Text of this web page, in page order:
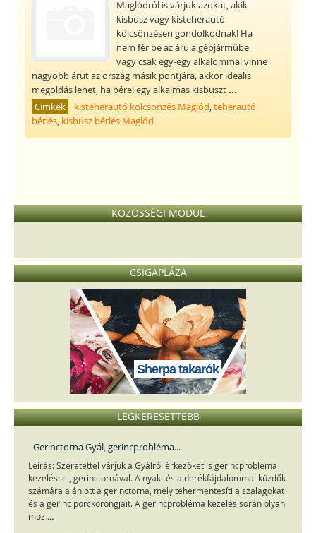
Maglódról is várjuk azokat, akik
kisbusz vagy kisteherautó
kölcsönzésen gondolkodnak! Ha
nem fér be az áru a gépjárműbe
vagy csak egy-egy alkalommal vinne
nagyobb árut az ország másik pontjára, akkor ideális
megoldás lehet, ha bérel egy alkalmas kisbuszt...
Cimkék
kisteherautó kölcsönzés Maglód,teherautó
bérlés, kisbusz bérlés Maglód
KÖZÖSSÉGI MODUL
CSIGAPLÁZA
Sherpa takarók
LEGKERESETTEBB
Gerinctorna Gyál, gerincprobléma...
Leírás: Szeretettel várjuk a Gyálról érkezőket is gerincprobléma
kezeléssel, gerinctornával. A nyak- és a derékfájdalommal küzdők
számára ajánlott a gerinctorna, mely tehermentesíti a szalagokat
és a gerinc porckorongjait. A gerincprobléma kezelés során olyan
moz ...